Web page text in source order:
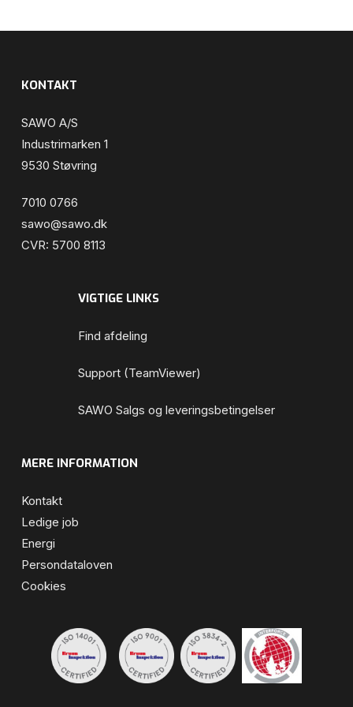
KONTAKT
SAWO A/S
Industrimarken 1
9530 Støvring
7010 0766
sawo@sawo.dk
CVR: 5700 8113
VIGTIGE LINKS
Find afdeling
Support (TeamViewer)
SAWO Salgs og leveringsbetingelser
MERE INFORMATION
Kontakt
Ledige job
Energi
Persondataloven
Cookies